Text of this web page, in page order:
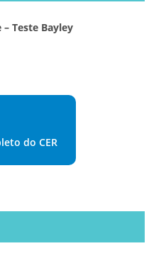
Teste Bayley
do CER